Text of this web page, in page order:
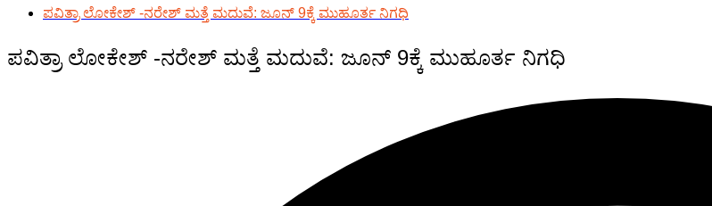
ಪವಿತ್ರಾ ಲೋಕೇಶ್ -ನರೇಶ್ ಮತ್ತೆ ಮದುವೆ: ಜೂನ್ 9ಕ್ಕೆ ಮುಹೂರ್ತ ನಿಗಧಿ
ಪವಿತ್ರಾ ಲೋಕೇಶ್ -ನರೇಶ್ ಮತ್ತೆ ಮದುವೆ: ಜೂನ್ 9ಕ್ಕೆ ಮುಹೂರ್ತ ನಿಗಧಿ